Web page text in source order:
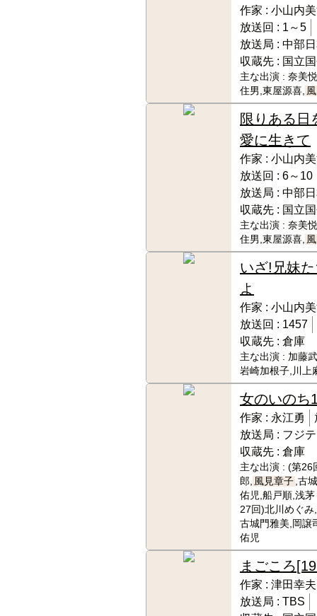
作家 : 小山内
放送回 : 1～5
放送局 : 中部
収蔵先 : 国立
主な出演 : 奈美
住男,東屋源喜,
限りある日
愛に生きて
作家 : 小山内
放送回 : 6～10
放送局 : 中部
収蔵先 : 国立
主な出演 : 奈美
住男,東屋源喜,
いざ!兄妹
よ
作家 : 小山内
放送回 : 1457
収蔵先 : 倉庫
主な出演 : 加藤
岩崎加根子,川上
女のいのち
作家 : 永江勇
放送局 : フジ
収蔵先 : 倉庫
主な出演 : (第26
郎, 風見章子 ,古
佑児,船戸順,浅
27回)北川めぐみ
古城門雅美,岡譲
佑児
まごころ
作家 : 津田幸夫
放送局 : TBS